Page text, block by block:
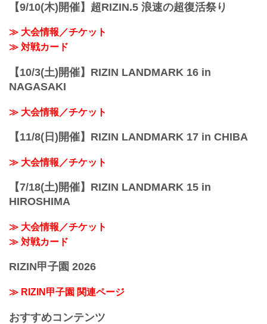
【9/10(木)開催】超RIZIN.5 浪速の超復活祭り
≫ 大会情報／チケット
≫ 対戦カード
【10/3(土)開催】RIZIN LANDMARK 16 in
NAGASAKI
≫ 大会情報／チケット
【11/8(日)開催】RIZIN LANDMARK 17 in CHIBA
≫ 大会情報／チケット
【7/18(土)開催】RIZIN LANDMARK 15 in
HIROSHIMA
≫ 大会情報／チケット
≫ 対戦カード
RIZIN甲子園 2026
≫ RIZIN甲子園 関連ページ
おすすめコンテンツ